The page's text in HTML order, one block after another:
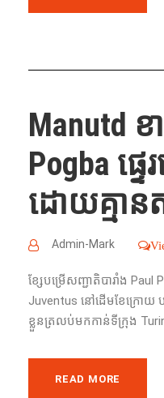
Manutd ខ
Pogba ផ្ទ
ដោយគ្មានត
Admin-Mark
ខ្សែ​បម្រើសញ្ជាតិបារាំង
Juventus នៅ​ដើម​ខែ​ក្រោយ
ខ្លួន​ត្រលប់​មក​កាន់​ទីក្រុង
READ MORE